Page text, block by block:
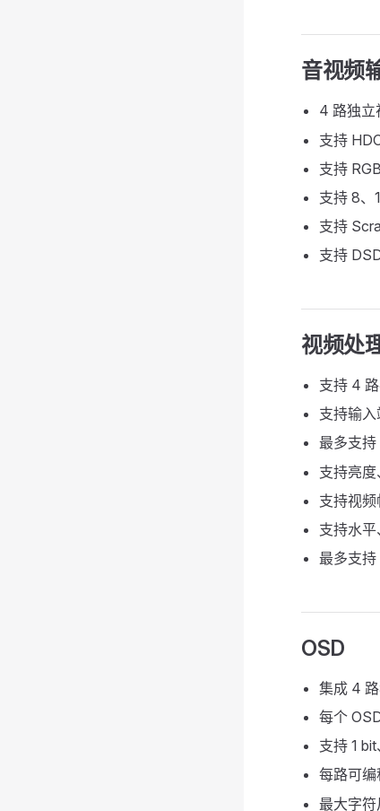
音视频
4 路独立
支持
支持
支持 8、
支持
支持
视频处
支持 4
支持输入
最多支
支持亮度
支持视频
支持水平
最多支持
OSD
集成 4 路
每个
支持 1
每路可
最大字符